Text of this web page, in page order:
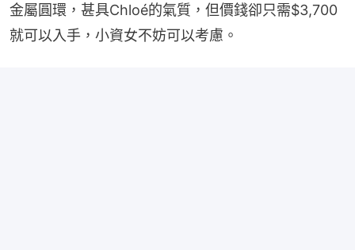
金屬圓環，甚具Chloé的氣質，但價錢卻只需$3,700
就可以入手，小資女不妨可以考慮。